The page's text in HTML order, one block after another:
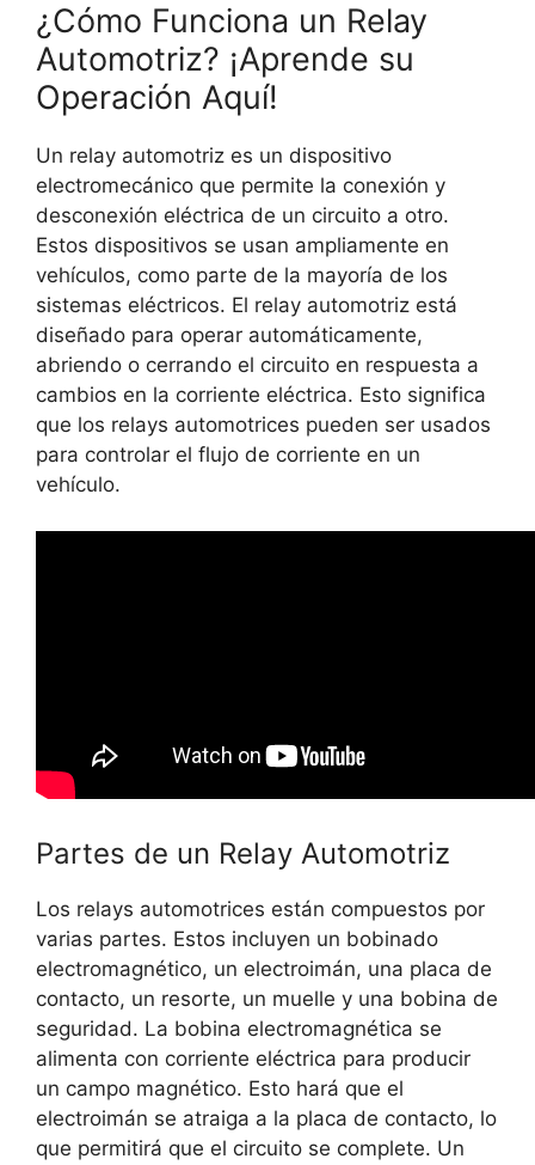
¿Cómo Funciona un Relay
Automotriz? ¡Aprende su
Operación Aquí!
Un relay automotriz es un dispositivo
electromecánico que permite la conexión y
desconexión eléctrica de un circuito a otro.
Estos dispositivos se usan ampliamente en
vehículos, como parte de la mayoría de los
sistemas eléctricos. El relay automotriz está
diseñado para operar automáticamente,
abriendo o cerrando el circuito en respuesta a
cambios en la corriente eléctrica. Esto significa
que los relays automotrices pueden ser usados
para controlar el flujo de corriente en un
vehículo.
Partes de un Relay Automotriz
Los relays automotrices están compuestos por
varias partes. Estos incluyen un bobinado
electromagnético, un electroimán, una placa de
contacto, un resorte, un muelle y una bobina de
seguridad. La bobina electromagnética se
alimenta con corriente eléctrica para producir
un campo magnético. Esto hará que el
electroimán se atraiga a la placa de contacto, lo
que permitirá que el circuito se complete. Un